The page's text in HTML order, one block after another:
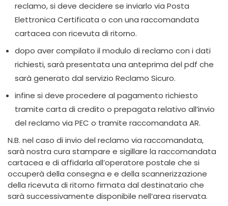
reclamo, si deve decidere se inviarlo via Posta
Elettronica Certificata o con una raccomandata
cartacea con ricevuta di ritorno.
dopo aver compilato il modulo di reclamo con i dati
richiesti, sarà presentata una anteprima del pdf che
sarà generato dal servizio Reclamo Sicuro.
infine si deve procedere al pagamento richiesto
tramite carta di credito o prepagata relativo all’invio
del reclamo via PEC o tramite raccomandata AR.
N.B. nel caso di invio del reclamo via raccomandata,
sarà nostra cura stampare e sigillare la raccomandata
cartacea e di affidarla all’operatore postale che si
occuperà della consegna e e della scannerizzazione
della ricevuta di ritorno firmata dal destinatario che
sarà successivamente disponibile nell’area riservata.